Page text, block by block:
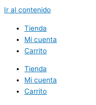
Ir al contenido
Tienda
Mi cuenta
Carrito
Tienda
Mi cuenta
Carrito